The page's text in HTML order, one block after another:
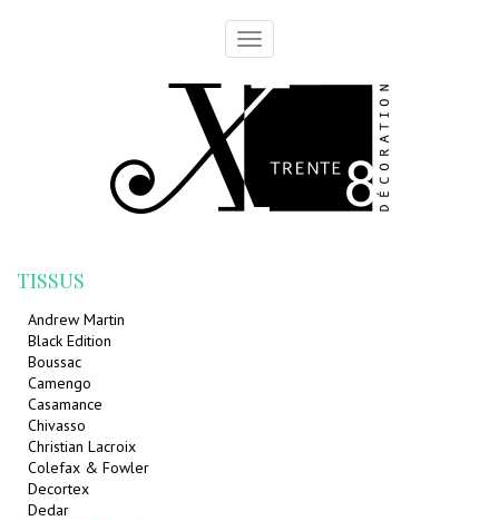
Toggle
TISSUS
Andrew Martin
Black Edition
Boussac
Camengo
Casamance
Chivasso
Christian Lacroix
Colefax & Fowler
Decortex
Dedar